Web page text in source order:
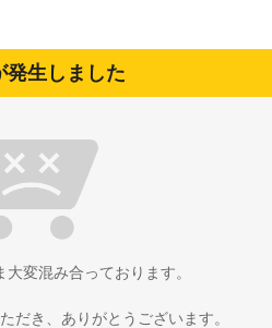
発生しました
変混み合っております。
だき、ありがとうございます。